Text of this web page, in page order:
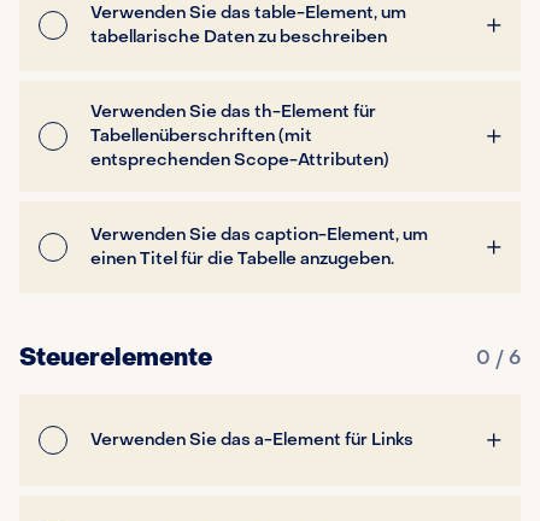
Verwenden Sie das table-Element, um
tabellarische Daten zu beschreiben
Verwenden Sie das th-Element für
Tabellenüberschriften (mit
entsprechenden Scope-Attributen)
Verwenden Sie das caption-Element, um
einen Titel für die Tabelle anzugeben.
Steuerelemente 0 / 6
Verwenden Sie das a-Element für Links